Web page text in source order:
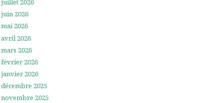
juillet 2026
juin 2026
mai 2026
avril 2026
mars 2026
février 2026
janvier 2026
décembre 2025
novembre 2025